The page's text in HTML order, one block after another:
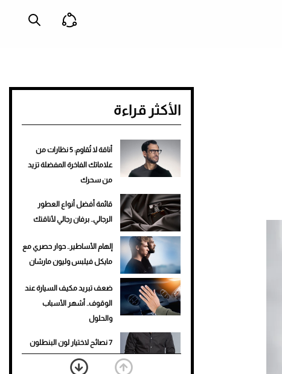
الأكثر قراءة
أناقة لا تُقاوم: 5 نظارات من
علاماتك الفاخرة المفضلة تزيد
من سحرك
قائمة أفضل أنواع العطور
الرجالي.. برفان رجالي لأناقتك
إلهام الأساطير.. حوار حصري مع
مايكل فيلبس وليون مارشان
ضعف تبريد مكيف السيارة عند
الوقوف.. أشهر الأسباب
والحلول
7 نصائح لاختيار لون البنطلون
المناسب للقميص الأسود